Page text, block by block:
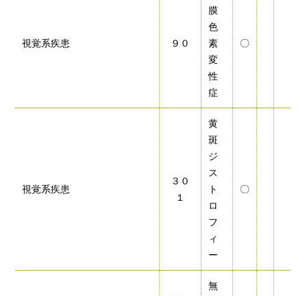
視覚系疾患 ９０
膜
色
素
変
性
症
〇
視覚系疾患
３０
１
黄
斑
ジ
ス
ト
ロ
フ
ィ
ー
〇
無